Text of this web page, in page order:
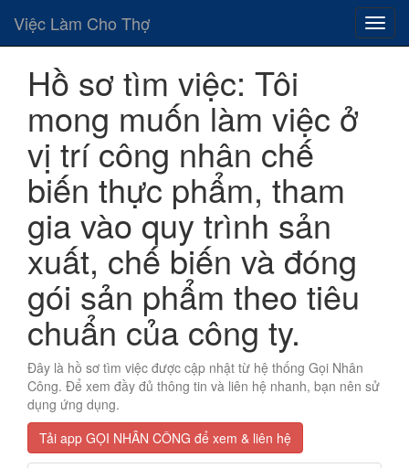
Việc Làm Cho Thợ
Hồ sơ tìm việc: Tôi
mong muốn làm việc ở
vị trí công nhân chế
biến thực phẩm, tham
gia vào quy trình sản
xuất, chế biến và đóng
gói sản phẩm theo tiêu
chuẩn của công ty.
Đây là hồ sơ tìm việc được cập nhật từ hệ thống Gọi Nhân
Công. Để xem đầy đủ thông tin và liên hệ nhanh, bạn nên sử
dụng ứng dụng.
Tải app GỌI NHÂN CÔNG để xem & liên hệ